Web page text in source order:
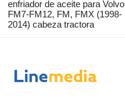
enfriador de aceite para Volvo
FM7-FM12, FM, FMX (1998-
2014) cabeza tractora